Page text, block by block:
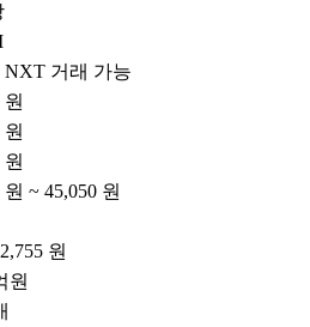
NXT 거래 가능
원
원
원
원 ~ 45,050 원
원
원